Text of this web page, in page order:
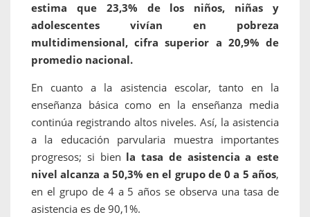
estima que 23,3% de los niños, niñas y
adolescentes vivían en pobreza
multidimensional, cifra superior a 20,9% de
promedio nacional.
En cuanto a la asistencia escolar, tanto en la
enseñanza básica como en la enseñanza media
continúa registrando altos niveles. Así, la asistencia
a la educación parvularia muestra importantes
progresos; si bien la tasa de asistencia a este
nivel alcanza a 50,3% en el grupo de 0 a 5 años,
en el grupo de 4 a 5 años se observa una tasa de
asistencia es de 90,1%.